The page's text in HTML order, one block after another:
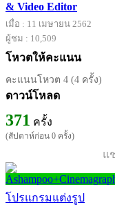
& Video Editor
เมื่อ : 11 เมษายน 2562
ผู้ชม : 10,509
โหวตให้คะแนน
คะแนนโหวต 4 (4 ครั้ง)
ดาวน์โหลด
371 ครั้ง
(สัปดาห์ก่อน 0 ครั้ง)
แ
โปรแกรมแต่งรูป